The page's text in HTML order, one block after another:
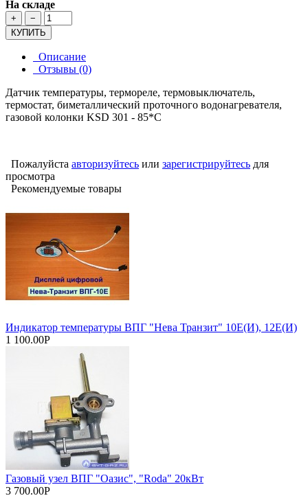
На складе
+
−
КУПИТЬ
Описание
Отзывы (0)
Датчик температуры, термореле, термовыключатель,
термостат, биметаллический проточного водонагревателя,
газовой колонки KSD 301 - 85*C
Пожалуйста авторизуйтесь или зарегистрируйтесь для
просмотра
Рекомендуемые товары
Индикатор температуры ВПГ "Нева Транзит" 10Е(И), 12Е(И)
1 100.00Р
Газовый узел ВПГ "Оазис", "Roda" 20кВт
3 700.00Р